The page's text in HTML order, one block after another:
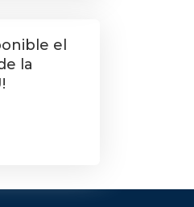
el
la